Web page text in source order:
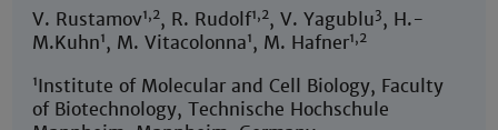
V. Rustamov1,2, R. Rudolf1,2, V. Yagublu3, H.-
M.Kuhn1, M. Vitacolonna1, M. Hafner1,2
1Institute of Molecular and Cell Biology, Faculty
of Biotechnology, Technische Hochschule